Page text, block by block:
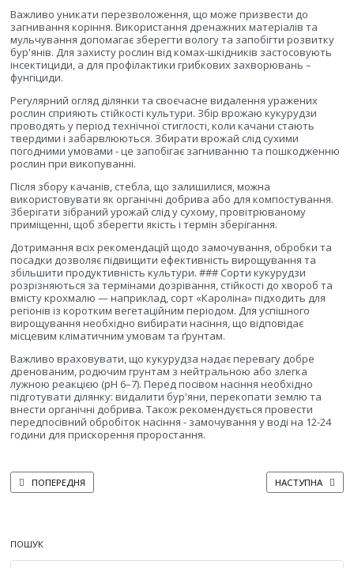
Важливо уникати перезволоження, що може призвести до
загнивання коріння. Використання дренажних матеріалів та
мульчування допомагає зберегти вологу та запобігти розвитку
бур'янів. Для захисту рослин від комах-шкідників застосовують
інсектициди, а для профілактики грибкових захворювань –
фунгіциди.
Регулярний огляд ділянки та своєчасне видалення уражених
рослин сприяють стійкості культури. Збір врожаю кукурудзи
проводять у період технічної стиглості, коли качани стають
твердими і забарвлюються. Збирати врожай слід сухими
погодними умовами - це запобігає загниванню та пошкодженню
рослин при викопуванні.
Після збору качанів, стебла, що залишилися, можна
використовувати як органічні добрива або для компостування.
Зберігати зібраний урожай слід у сухому, провітрюваному
приміщенні, щоб зберегти якість і термін зберігання.
Дотримання всіх рекомендацій щодо замочування, обробки та
посадки дозволяє підвищити ефективність вирощування та
збільшити продуктивність культури. ### Сорти кукурудзи
розрізняються за термінами дозрівання, стійкості до хвороб та
вмісту крохмалю — наприклад, сорт «Кароліна» підходить для
регіонів із коротким вегетаційним періодом. Для успішного
вирощування необхідно вибирати насіння, що відповідає
місцевим кліматичним умовам та ґрунтам.
Важливо враховувати, що кукурудза надає перевагу добре
дренованим, родючим грунтам з нейтральною або злегка
лужною реакцією (pH 6–7). Перед посівом насіння необхідно
підготувати ділянку: видалити бур'яни, перекопати землю та
внести органічні добрива. Також рекомендується провести
передпосівний обробіток насіння - замочування у воді на 12-24
години для прискорення проростання.
ПОПЕРЕДНЯ СТАТТЯ: ЯК ЗБЕРЕГТИ СВІЖІСТЬ КУКУРУДЗИ ПІСЛЯ ЗБИРАННЯ
ПОПЕРЕДНЯ НАСТУПНА
НАСТУПНА
ПОШУК